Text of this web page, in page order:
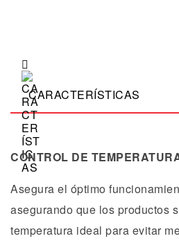
CARACTERÍSTICAS
CONTROL DE
Asegura el óptimo
asegurando que los productos
temperatura ideal para evitar